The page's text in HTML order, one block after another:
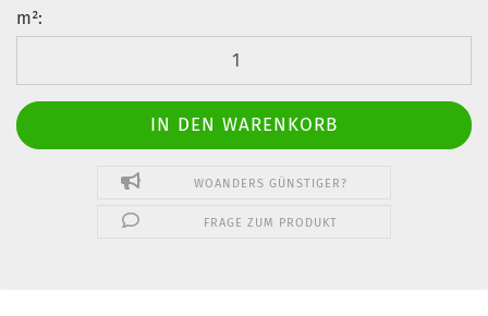
m²:
WOANDERS GÜNSTIGER?
FRAGE ZUM PRODUKT